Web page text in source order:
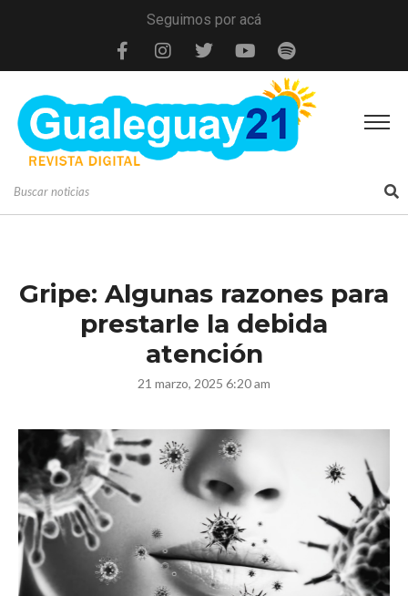
Seguimos por acá
Gripe: Algunas razones para
prestarle la debida
atención
21 marzo, 2025 6:20 am